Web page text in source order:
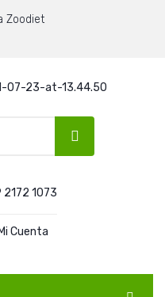
Zoodiet
1073
Mi Cuenta